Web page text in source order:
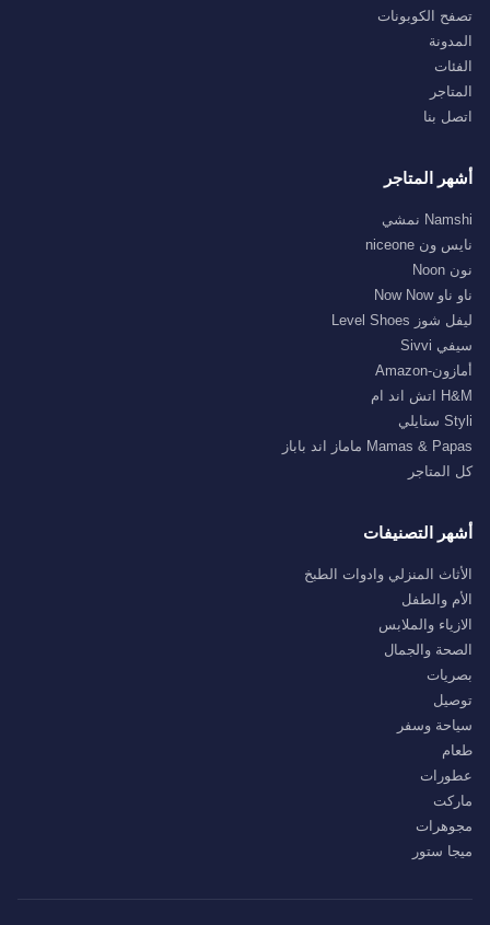
تصفح الكوبونات
المدونة
الفئات
المتاجر
اتصل بنا
أشهر المتاجر
Namshi نمشي
نايس ون niceone
نون Noon
ناو ناو Now Now
ليفل شوز Level Shoes
سيفي Sivvi
أمازون-Amazon
H&M اتش اند ام
Styli ستايلي
Mamas & Papas ماماز اند باباز
كل المتاجر
أشهر التصنيفات
الأثاث المنزلي وادوات الطبخ
الأم والطفل
الازياء والملابس
الصحة والجمال
بصريات
توصيل
سياحة وسفر
طعام
عطورات
ماركت
مجوهرات
ميجا ستور